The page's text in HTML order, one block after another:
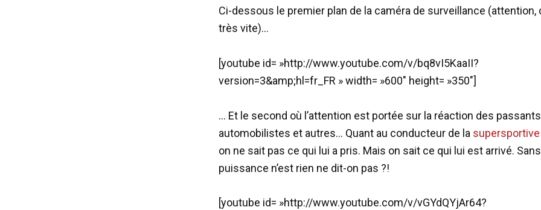
Ci-dessous le premier plan de la caméra de surveillance (attention,
très vite)…
[youtube id= »http://www.youtube.com/v/bq8vI5KaaII?
version=3&amp;hl=fr_FR » width= »600″ height= »350″]
… Et le second où l’attention est portée sur la réaction des
automobilistes et autres… Quant au conducteur de la
on ne sait pas ce qui lui a pris. Mais on sait ce qui lui est arrivé.
puissance n’est rien ne dit-on pas ?!
[youtube id= »http://www.youtube.com/v/vGYdQYjAr64?